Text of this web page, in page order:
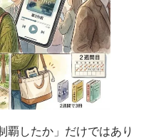
覇したか」だけではあり